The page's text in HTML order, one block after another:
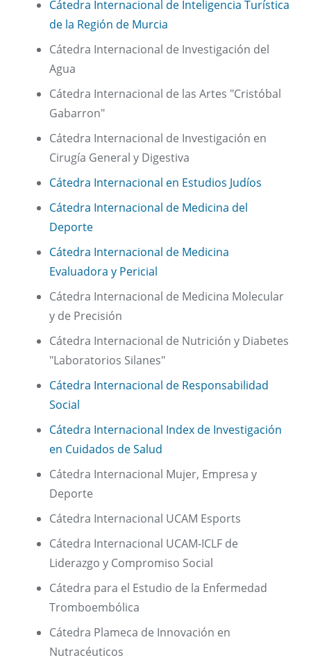
Cátedra Internacional de Inteligencia Turística
de la Región de Murcia
Cátedra Internacional de Investigación del
Agua
Cátedra Internacional de las Artes "Cristóbal
Gabarron"
Cátedra Internacional de Investigación en
Cirugía General y Digestiva
Cátedra Internacional en Estudios Judíos
Cátedra Internacional de Medicina del
Deporte
Cátedra Internacional de Medicina
Evaluadora y Pericial
Cátedra Internacional de Medicina Molecular
y de Precisión
Cátedra Internacional de Nutrición y Diabetes
"Laboratorios Silanes"
Cátedra Internacional de Responsabilidad
Social
Cátedra Internacional Index de Investigación
en Cuidados de Salud
Cátedra Internacional Mujer, Empresa y
Deporte
Cátedra Internacional UCAM Esports
Cátedra Internacional UCAM-ICLF de
Liderazgo y Compromiso Social
Cátedra para el Estudio de la Enfermedad
Tromboembólica
Cátedra Plameca de Innovación en
Nutracéuticos